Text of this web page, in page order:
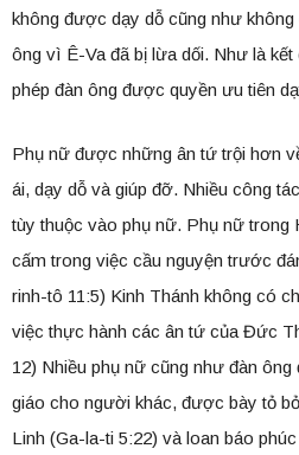
không được dạy dỗ cũng như
ông vì Ê-Va đã bị lừa dối. Như là
phép đàn ông được quyền ưu tiên
Phụ nữ được những ân tứ trội hơn
ái, dạy dỗ và giúp đỡ. Nhiều công
tùy thuộc vào phụ nữ. Phụ nữ trong
cấm trong việc cầu nguyện trước
rinh-tô 11:5) Kinh Thánh không có
việc thực hành các ân tứ của Đức
12) Nhiều phụ nữ cũng như đàn
giáo cho người khác, được bày tỏ
Linh (Ga-la-ti 5:22) và loan báo